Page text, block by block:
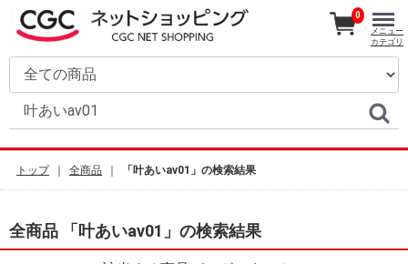
0
メニュー
カテゴリ
トップ 全商品 「叶あいav01」の検索結果
全商品 「叶あいav01」の検索結果